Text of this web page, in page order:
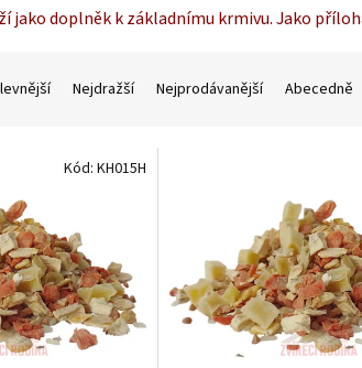
jako doplněk k základnímu krmivu. Jako
Nejdražší Nejprodávanější Abecedně
Kód: KH015H